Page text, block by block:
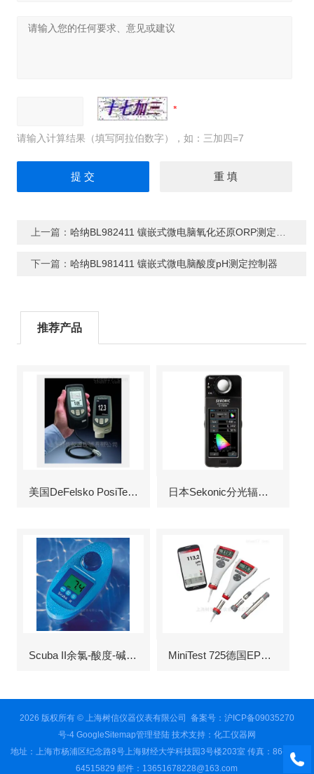
请输入计算结果（填写阿拉伯数字），如：三加四=7
上一篇： 哈纳BL982411 镶嵌式微电脑氧化还原ORP测定控制器
下一篇： 哈纳BL981411 镶嵌式微电脑酸度pH测定控制器
推荐产品
美国DeFelsko PosiTector6000涂层测厚仪 日本Sekonic分光辐射照度计
Scuba II余氯-酸度-碱度-氰尿酸浓度测定仪 MiniTest 725德国EPK涂层测厚仪
2026 版权所有 © 上海树信仪器仪表有限公司 备案号：沪ICP备09035270
号-4 GoogleSitemap管理登陆技术支持： 化工仪器网
地址：上海市杨浦区纪念路8号上海财经大学科技园3号楼203室 传真：86-021-
64515829 邮件：13651678228@163.com